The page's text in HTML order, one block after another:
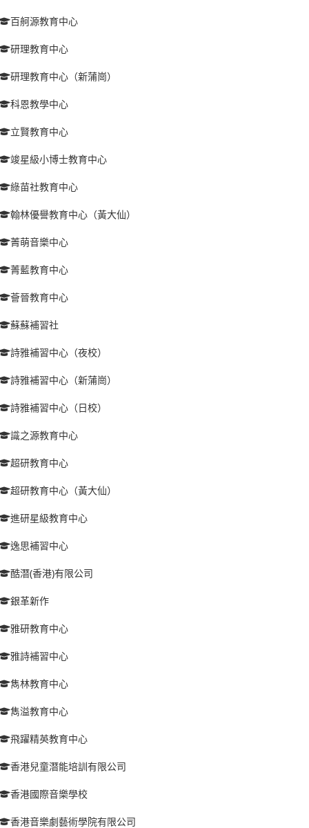
百舸源教育中心
研理教育中心
研理教育中心（新蒲崗）
科恩教學中心
立賢教育中心
竣星級小博士教育中心
綠苗社教育中心
翰林優譽教育中心（黃大仙）
菁萌音樂中心
菁藍教育中心
薈晉教育中心
蘇蘇補習社
詩雅補習中心（夜校）
詩雅補習中心（新蒲崗）
詩雅補習中心（日校）
識之源教育中心
超研教育中心
超研教育中心（黃大仙）
進研星級教育中心
逸思補習中心
酷潛(香港)有限公司
銀革新作
雅研教育中心
雅詩補習中心
雋林教育中心
雋溢教育中心
飛躍精英教育中心
香港兒童潛能培訓有限公司
香港國際音樂學校
香港音樂劇藝術學院有限公司